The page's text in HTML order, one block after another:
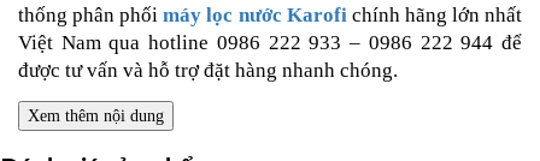
thống phân phốimáy lọc nước Karofichính hãng lớn nhất
Việt Nam qua hotline 0986 222 933 – 0986 222 944 để
được tư vấn và hỗ trợ đặt hàng nhanh chóng.
Xem thêm nội dung